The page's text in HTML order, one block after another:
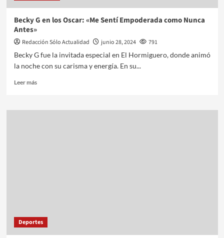
Becky G en los Oscar: «Me Sentí Empoderada como Nunca
Antes»
Redacción Sólo Actualidad junio 28, 2024
791
Becky G fue la invitada especial en El Hormiguero, donde animó
la noche con su carisma y energía. En su...
Leer más
Deportes